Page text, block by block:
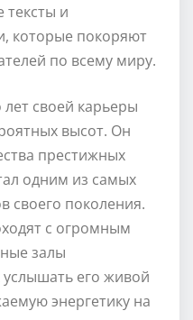
тексты и
которые покоряют
по всему миру.
своей карьеры
высот. Он
престижных
одним из самых
своего поколения.
с огромным
залы
его живой
энергетику на